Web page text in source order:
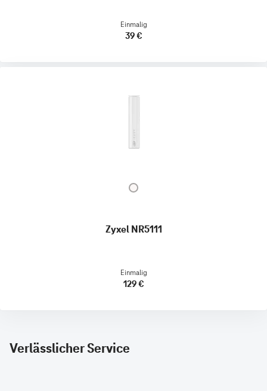
Einmalig
39 €
Zyxel NR5111
Einmalig
129 €
Verlässlicher Service